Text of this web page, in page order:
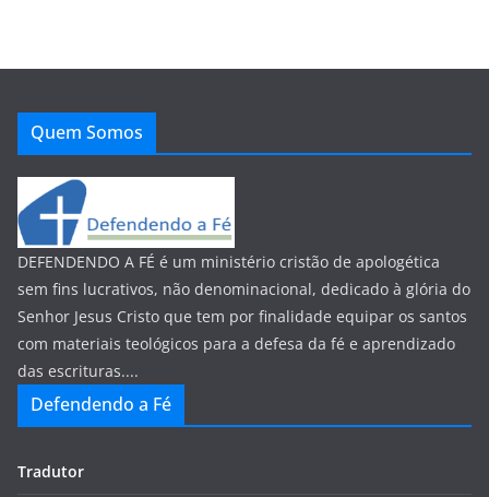
Quem Somos
DEFENDENDO A FÉ é um ministério cristão de apologética
sem fins lucrativos, não denominacional, dedicado à glória do
Senhor Jesus Cristo que tem por finalidade equipar os santos
com materiais teológicos para a defesa da fé e aprendizado
das escrituras....
Defendendo a Fé
Tradutor